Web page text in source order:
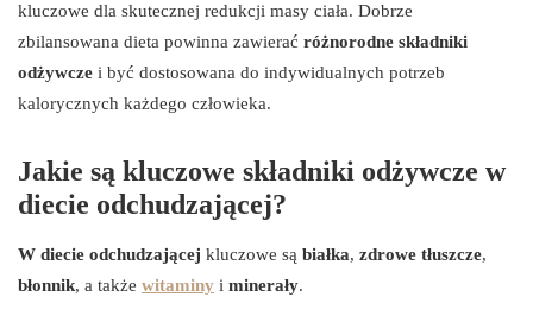
kluczowe dla skutecznej redukcji masy ciała. Dobrze
zbilansowana dieta powinna zawierać różnorodne składniki
odżywcze i być dostosowana do indywidualnych potrzeb
kalorycznych każdego człowieka.
Jakie są kluczowe składniki odżywcze w
diecie odchudzającej?
W diecie odchudzającej kluczowe są białka, zdrowe tłuszcze,
błonnik, a także witaminy i minerały.